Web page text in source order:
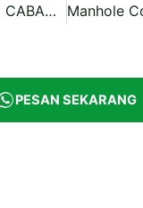
TIANG LAMPU CABANG DUA type 2
PESAN SEKARANG